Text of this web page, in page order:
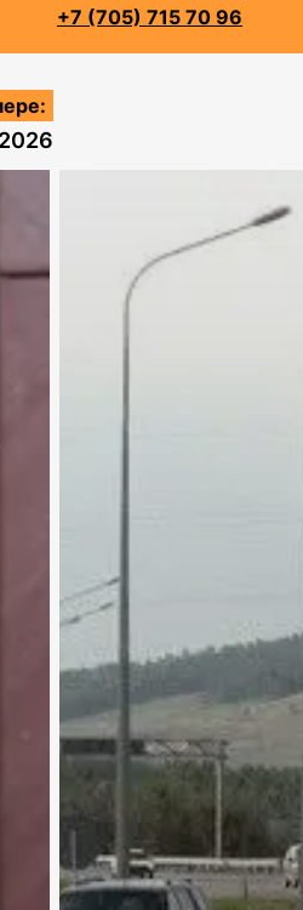
+7 (705) 715 70 96